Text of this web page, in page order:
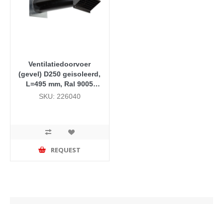
Ventilatiedoorvoer
(gevel) D250 geisoleerd,
L=495 mm, Ral 9005
(zwart)
SKU: 226040
REQUEST